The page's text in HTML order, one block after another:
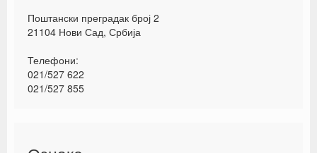
Поштански преградак број 2
21104 Нови Сад, Србија
Телефони:
021/527 622
021/527 855